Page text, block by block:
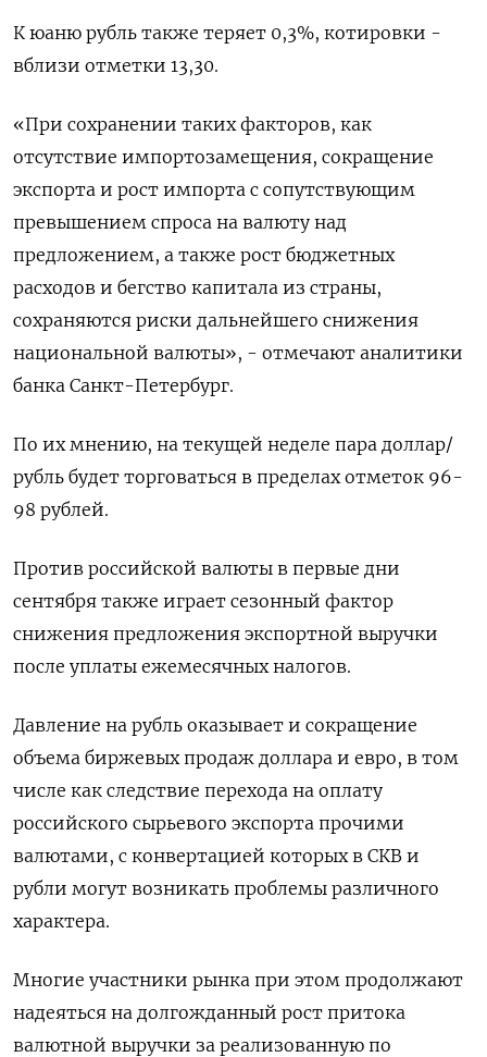
К юаню рубль также теряет 0,3%, котировки -
вблизи отметки 13,30.
«При сохранении таких факторов, как
отсутствие импортозамещения, сокращение
экспорта и рост импорта с сопутствующим
превышением спроса на валюту над
предложением, а также рост бюджетных
расходов и бегство капитала из страны,
сохраняются риски дальнейшего снижения
национальной валюты», - отмечают аналитики
банка Санкт-Петербург.
По их мнению, на текущей неделе пара доллар/
рубль будет торговаться в пределах отметок 96-
98 рублей.
Против российской валюты в первые дни
сентября также играет сезонный фактор
снижения предложения экспортной выручки
после уплаты ежемесячных налогов.
Давление на рубль оказывает и сокращение
объема биржевых продаж доллара и евро, в том
числе как следствие перехода на оплату
российского сырьевого экспорта прочими
валютами, с конвертацией которых в СКВ и
рубли могут возникать проблемы различного
характера.
Многие участники рынка при этом продолжают
надеяться на долгожданный рост притока
валютной выручки за реализованную по